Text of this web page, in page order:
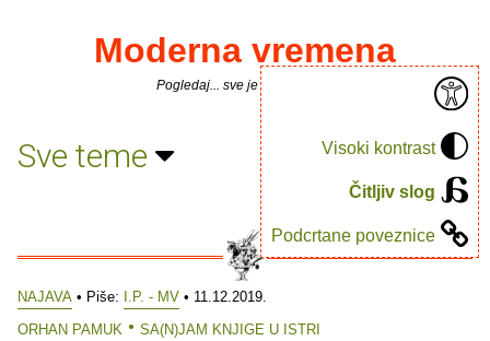
Visoki kontrast
Čitljiv slog
Podcrtane poveznice
Moderna vremena
Pogledaj... sve je puno knjiga.
Sve teme
NAJAVA • Piše: I.P. - MV • 11.12.2019.
ORHAN PAMUK
SA(N)JAM KNJIGE U ISTRI